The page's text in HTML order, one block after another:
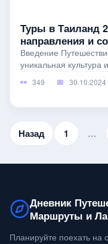
Туры в Таиланд
направления и
349 30.10.2024
Введение
уникальная культура
Назад 1 …
Дневник
Маршруты и
Планируйте поехать на